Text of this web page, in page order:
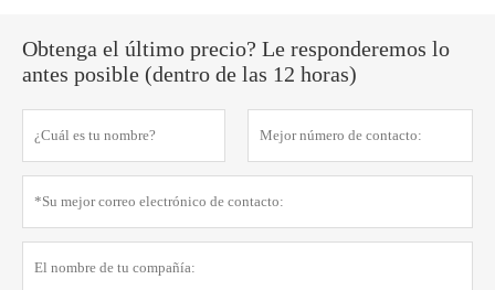
Obtenga el último precio? Le responderemos lo
antes posible (dentro de las 12 horas)